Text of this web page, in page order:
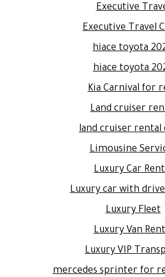
Executive
Executive Travel
hiace toyota
hiace toyota
Kia Carnival for
Land cruiser
land cruiser rental
Limousine
Luxury Car
Luxury car with
Luxury Fleet
Luxury Van
Luxury VIP
mercedes sprinter for